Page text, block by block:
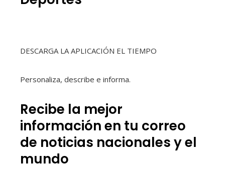
DESCARGA LA APLICACIÓN EL TIEMPO
Personaliza, describe e informa.
Recibe la mejor
información en tu correo
de noticias nacionales y el
mundo